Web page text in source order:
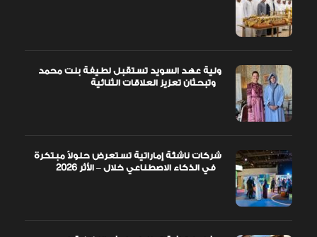
ولية عهد السويد تستقبل لطيفة بنت محمد
شركات ناشئة إماراتية تستعرض حلولاً مبتكرة